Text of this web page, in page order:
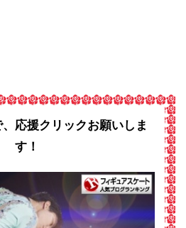
応援クリックお願いしま
す！